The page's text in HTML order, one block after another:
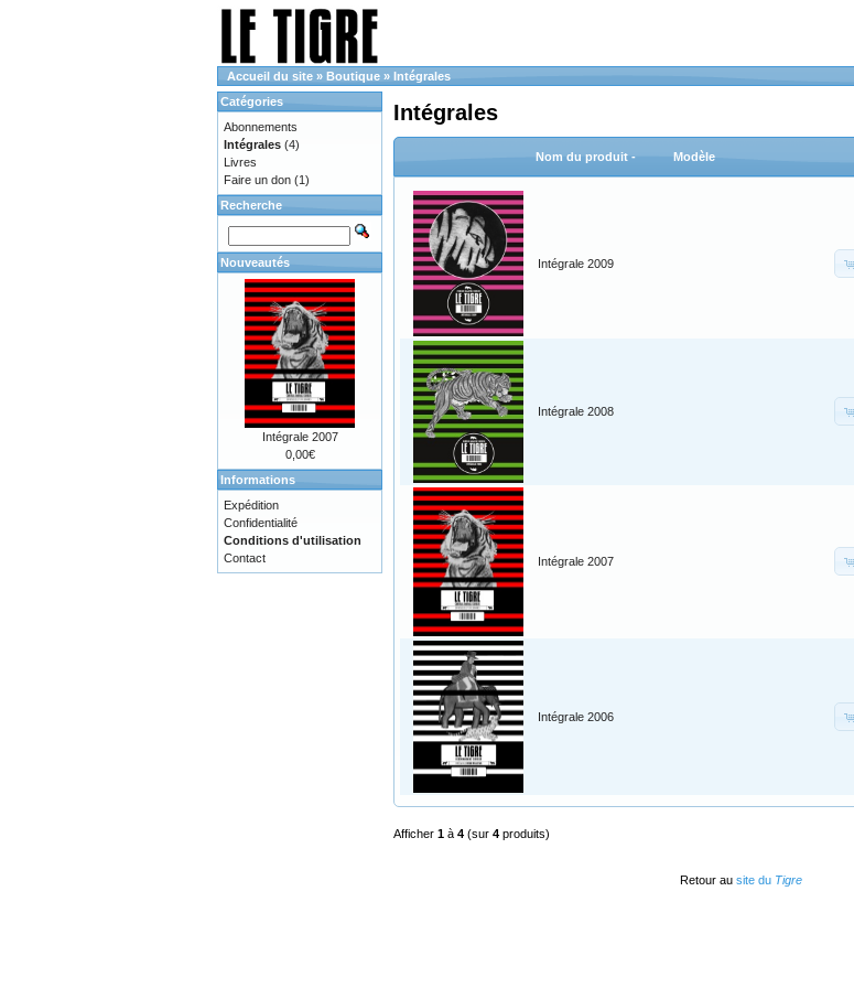
Accueil du site » Boutique » Intégrales
Intégrales
Nom du produit - Modèle
Intégrale 2009
Intégrale 2008
Intégrale 2007
Intégrale 2006
Afficher 1 à 4 (sur 4 produits)
Catégories
Abonnements
Intégrales (4)
Livres
Faire un don (1)
Recherche
Nouveautés
Intégrale 2007
0,00€
Informations
Expédition
Confidentialité
Conditions d'utilisation
Contact
Retour au site du Tigre